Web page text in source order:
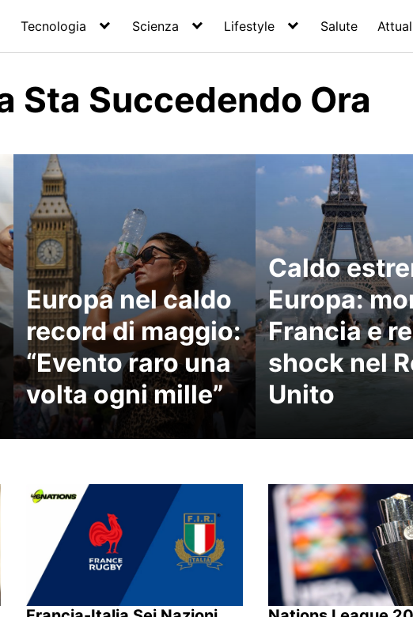
Tecnologia Scienza Lifestyle Salute
Sta Succedendo Ora
Europa nel caldo
record di maggio:
“Evento raro una
volta ogni mille”
Caldo
Europa:
Francia e
shock nel
Unito